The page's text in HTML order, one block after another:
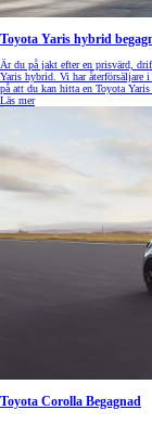
Toyota Yaris hybrid
Är du på jakt efter en prisvärd,
Yaris hybrid. Vi har återförsäljare
på att du kan hitta en Toyota
Läs mer
Toyota Corolla Begagnad